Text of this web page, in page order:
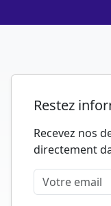
Restez
Recevez nos
directement